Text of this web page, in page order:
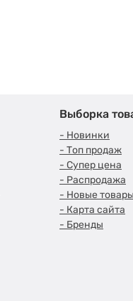
Выборка
- Новинки
- Топ продаж
- Супер цена
- Распродажа
- Новые товары
- Карта сайта
- Бренды